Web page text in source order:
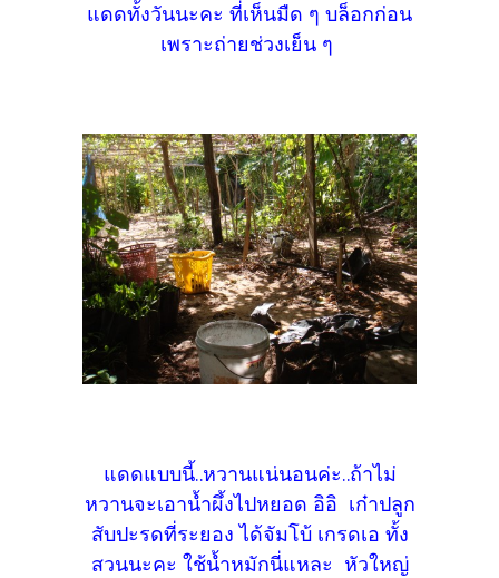
แดดทั้งวันนะคะ ที่เห็นมืด ๆ บล็อกก่อน
เพราะถ่ายช่วงเย็น ๆ
แดดแบบนี้..หวานแน่นอนค่ะ..ถ้าไม่
หวานจะเอาน้ำผึ้งไปหยอด อิอิ เก๋าปลูก
สับปะรดที่ระยอง ได้จัมโบ้ เกรดเอ ทั้ง
สวนนะคะ ใช้น้ำหมักนี่แหละ หัวใหญ่